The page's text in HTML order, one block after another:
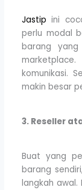
Jastip ini
perlu modal
barang
komunikasi.
makin besar
3. Reseller
Buat yang
barang
langkah awal.